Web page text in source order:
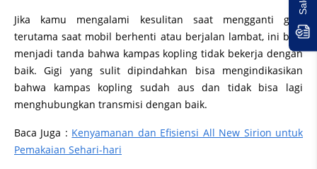
Jika kamu mengalami kesulitan saat mengganti gigi,
terutama saat mobil berhenti atau berjalan lambat, ini bisa
menjadi tanda bahwa kampas kopling tidak bekerja dengan
baik. Gigi yang sulit dipindahkan bisa mengindikasikan
bahwa kampas kopling sudah aus dan tidak bisa lagi
menghubungkan transmisi dengan baik.
Baca Juga : Kenyamanan dan Efisiensi All New Sirion untuk
Pemakaian Sehari-hari